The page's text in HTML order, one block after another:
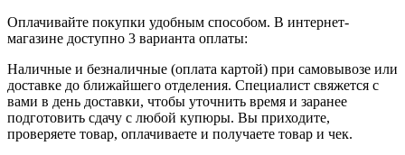
Оплачивайте покупки удобным способом. В интернет-
магазине доступно 3 варианта оплаты:
Наличные и безналичные (оплата картой) при самовывозе или
доставке до ближайшего отделения. Специалист свяжется с
вами в день доставки, чтобы уточнить время и заранее
подготовить сдачу с любой купюры. Вы приходите,
проверяете товар, оплачиваете и получаете товар и чек.